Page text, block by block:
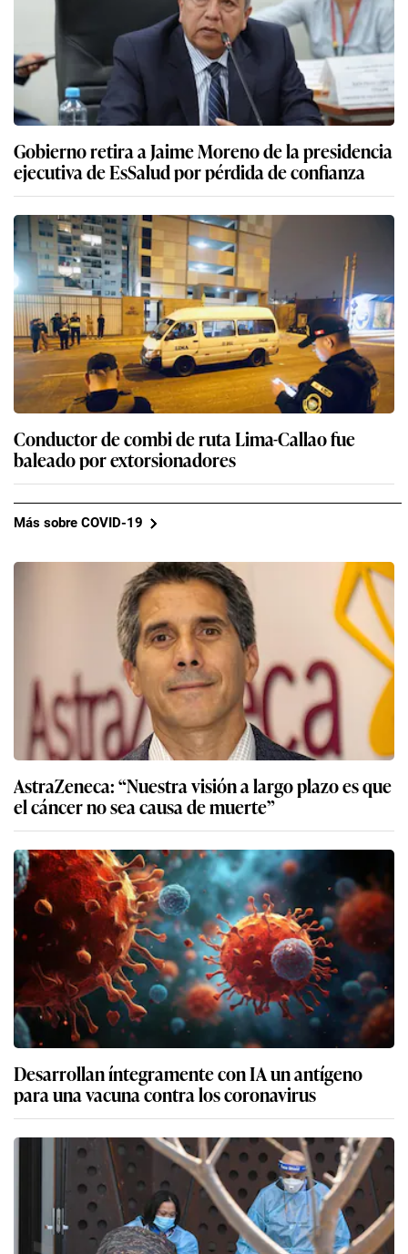
Gobierno retira a Jaime Moreno de la presidencia
ejecutiva de EsSalud por pérdida de confianza
Conductor de combi de ruta Lima-Callao fue
baleado por extorsionadores
Más sobre COVID-19
AstraZeneca: “Nuestra visión a largo plazo es que
el cáncer no sea causa de muerte”
Desarrollan íntegramente con IA un antígeno
para una vacuna contra los coronavirus